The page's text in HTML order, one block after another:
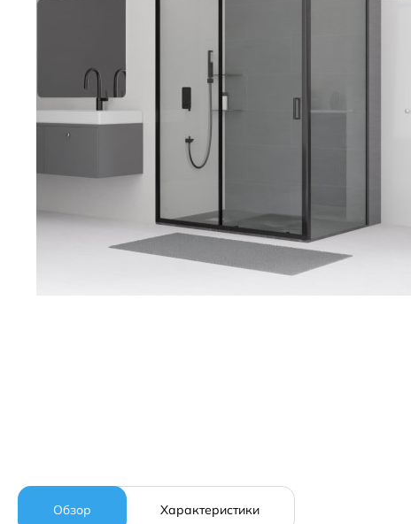
Обзор Характеристики